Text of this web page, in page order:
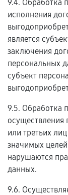
9.4. Обработка
исполнения
является
заключения
персональных
субъект
9.5. Обработка
осуществления
или третьих
значимых
нарушаются
данных.
9.6.